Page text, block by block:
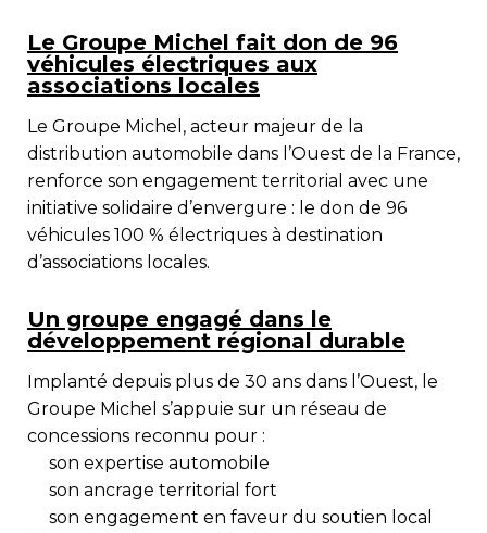
Le Groupe Michel fait don de 96
véhicules électriques aux
associations locales
Le Groupe Michel , acteur majeur de la
distribution automobile dans l’Ouest de la France,
renforce son engagement territorial avec une
initiative solidaire d’envergure : le don de 96
véhicules 100 % électriques à destination
d’associations locales.
Un groupe engagé dans le
développement régional durable
Implanté depuis plus de 30 ans dans l’Ouest, le
Groupe Michel s’appuie sur un réseau de
concessions reconnu pour :
son expertise automobile
son ancrage territorial fort
son engagement en faveur du soutien local